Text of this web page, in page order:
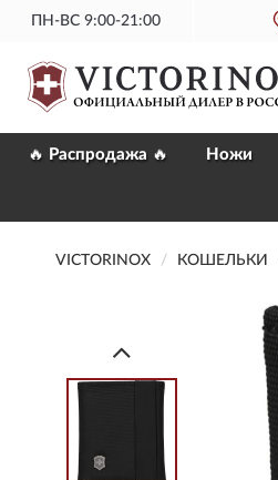
ПН-ВС 9:00-21:00
🔥 Распродажа 🔥 Ножи
VICTORINOX КОШЕЛЬКИ